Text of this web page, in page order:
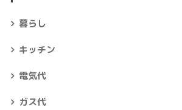
暮らし
キッチン
電気代
ガス代